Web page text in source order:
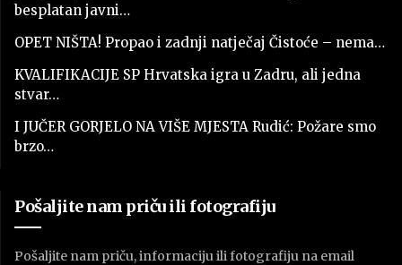
besplatan javni…
OPET NIŠTA! Propao i zadnji natječaj Čistoće – nema…
KVALIFIKACIJE SP Hrvatska igra u Zadru, ali jedna
stvar…
I JUČER GORJELO NA VIŠE MJESTA Rudić: Požare smo
brzo…
Pošaljite nam priču ili fotografiju
Pošaljite nam priču, informaciju ili fotografiju na email